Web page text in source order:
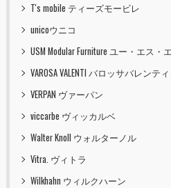
T's mobile ティーズモービレ
unicoウニコ
USM Modular Furniture ユー・エス・
VAROSA VALENTI バロッサバレンティ
VERPAN ヴァーパン
viccarbe ヴィッカルベ
Walter Knoll ウォルターノル
Vitra. ヴィトラ
Wilkhahn ウィルクハーン